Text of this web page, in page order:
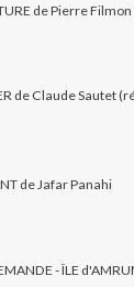
de Pierre Filmon
de Claude Sautet
de Jafar Panahi
- ÎLE